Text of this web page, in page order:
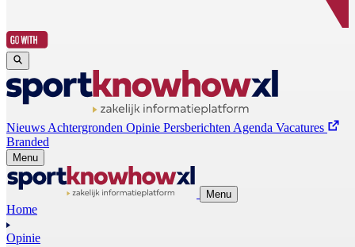
Nieuws Achtergronden Opinie Persberichten Agenda Vacatures
Branded
Menu
Menu
Home
Opinie